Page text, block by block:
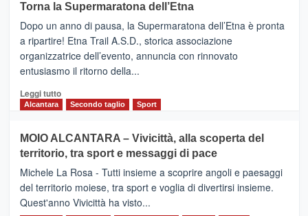
BROOKS
SuperMaratona
dell’Etna,
presentata
l’edizione
2026
Torna la Supermaratona dell’Etna
Dopo un anno di pausa, la Supermaratona dell’Etna è pronta
a ripartire! Etna Trail A.S.D., storica associazione
organizzatrice dell’evento, annuncia con rinnovato
entusiasmo il ritorno della...
Leggi tuttoLeggi
Torna
la
Supermaratona
dell’Etna
Alcantara Secondo taglio Sport
MOIO ALCANTARA – Vivicittà, alla scoperta del
territorio, tra sport e messaggi di pace
Michele La Rosa - Tutti insieme a scoprire angoli e paesaggi
del territorio moiese, tra sport e voglia di divertirsi insieme.
Quest'anno Vivicittà ha visto...